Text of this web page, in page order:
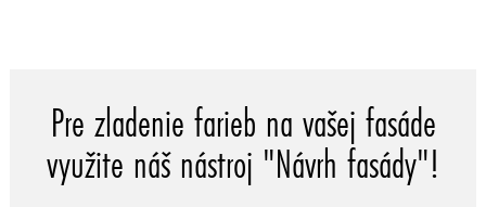
Pre zladenie farieb na vašej fasáde
využite náš nástroj "Návrh fasády"!